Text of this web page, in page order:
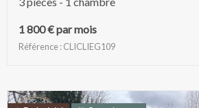
1 800 € par mois
Référence : CLICLIEG109